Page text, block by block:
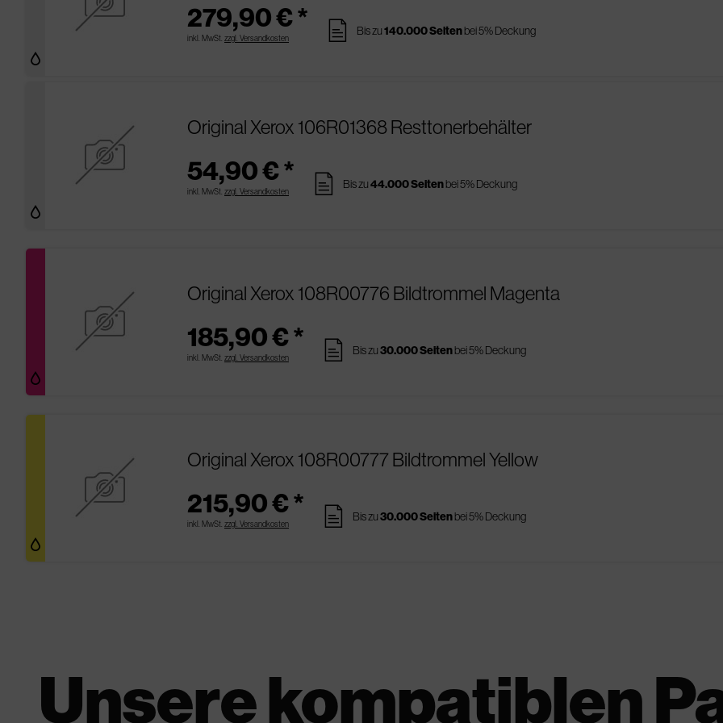
279,90 € *
inkl. MwSt. zzgl. Versandkosten pages Bis zu140.000 Seitenbei 5% Deckung
Original Xerox 106R01368 Resttonerbehälter
54,90 € *
inkl. MwSt. zzgl. Versandkosten pages Bis zu44.000 Seitenbei 5% Deckung
Original Xerox 108R00776 Bildtrommel Magenta
185,90 € *
inkl. MwSt. zzgl. Versandkosten pages Bis zu30.000 Seitenbei 5% Deckung
Original Xerox 108R00777 Bildtrommel Yellow
215,90 € *
inkl. MwSt. zzgl. Versandkosten pages Bis zu30.000 Seitenbei 5% Deckung
Unsere kompatiblen